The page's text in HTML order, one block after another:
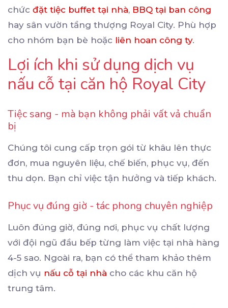
chức đặt tiệc buffet tại nhà, BBQ tại ban công
hay sân vườn tầng thượng Royal City. Phù hợp
cho nhóm bạn bè hoặc liên hoan công ty.
Lợi ích khi sử dụng dịch vụ
nấu cỗ tại căn hộ Royal City
Tiệc sang - mà bạn không phải vất vả chuẩn
bị
Chúng tôi cung cấp trọn gói từ khâu lên thực
đơn, mua nguyên liệu, chế biến, phục vụ, đến
thu dọn. Bạn chỉ việc tận hưởng và tiếp khách.
Phục vụ đúng giờ - tác phong chuyên nghiệp
Luôn đúng giờ, đúng nơi, phục vụ chất lượng
với đội ngũ đầu bếp từng làm việc tại nhà hàng
4-5 sao. Ngoài ra, bạn có thể tham khảo thêm
dịch vụ nấu cỗ tại nhà cho các khu căn hộ
trung tâm.